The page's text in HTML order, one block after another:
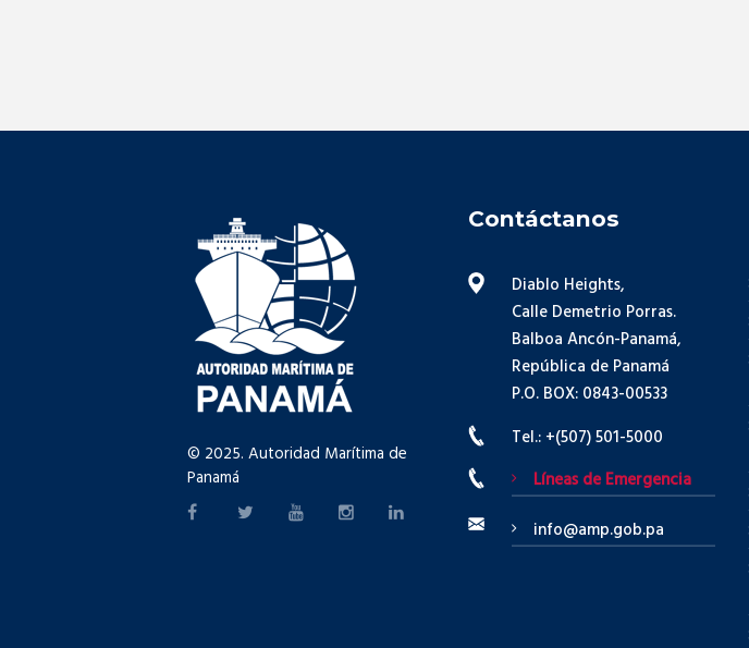
© 2025. Autoridad Marítima de
Panamá
Contáctanos
Diablo Heights,
Calle Demetrio Porras.
Balboa Ancón-Panamá,
República de Panamá
P.O. BOX: 0843-00533
Tel.: +(507) 501-5000
Líneas de Emergencia
info@amp.gob.pa